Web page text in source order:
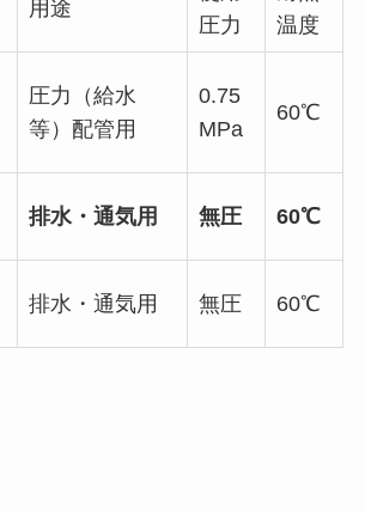
用途
圧力
温度
圧力（給水
等）配管用
0.75
MPa
60℃
排水・通気用 無圧 60℃
排水・通気用 無圧 60℃